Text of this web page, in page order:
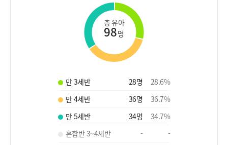
총 유아
98명
만 3세반 28명 28.6%
만 4세반
36명 36.7%
만 5세반
34명 34.7%
혼합반 3~4세반
-
-